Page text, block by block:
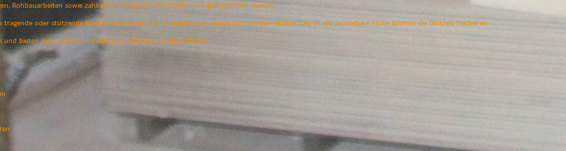
Rohbauarbeiten sowie zahlreichen Projekten im privaten und gewerblichen Bereich.
tragende oder stützende Bauteile vorübergehend entlastet oder abgesichert werden müssen. Durch die verstellbare Höhe können die Stützen flexibel an
und bieten eine stabile Unterstützung während der Bauarbeiten.